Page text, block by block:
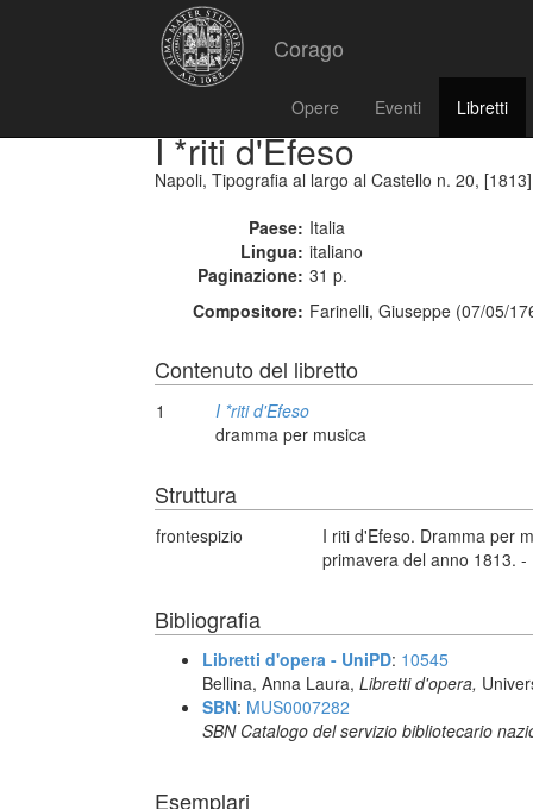
Corago
Opere Eventi Libretti
I *riti d'Efeso
Napoli, Tipografia al largo al Castello n. 20, [1813]
Paese: Italia
Lingua: italiano
Paginazione: 31 p.
Compositore: Farinelli, Giuseppe (07/05/
Contenuto del libretto
1
I *riti d'Efeso
dramma per musica
Struttura
frontespizio
I riti d'Efeso. Dramma per
primavera del anno 1813.
Bibliografia
Libretti d'opera - UniPD: 10545
Bellina, Anna Laura, Libretti d'opera,
SBN: MUS0007282
SBN Catalogo del servizio bibliotecario
Esemplari